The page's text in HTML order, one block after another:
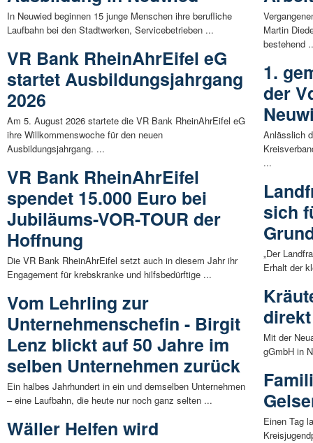
In Neuwied beginnen 15 junge Menschen ihre berufliche
Laufbahn bei den Stadtwerken, Servicebetrieben ...
VR Bank RheinAhrEifel eG
startet Ausbildungsjahrgang
2026
Am 5. August 2026 startete die VR Bank RheinAhrEifel eG
ihre Willkommenswoche für den neuen
Ausbildungsjahrgang. ...
VR Bank RheinAhrEifel
spendet 15.000 Euro bei
Jubiläums-VOR-TOUR der
Hoffnung
Die VR Bank RheinAhrEifel setzt auch in diesem Jahr ihr
Engagement für krebskranke und hilfsbedürftige ...
Vom Lehrling zur
Unternehmenschefin - Birgit
Lenz blickt auf 50 Jahre im
selben Unternehmen zurück
Ein halbes Jahrhundert in ein und demselben Unternehmen
– eine Laufbahn, die heute nur noch ganz selten ...
Wäller Helfen wird
Martin
bestehend
1.
der
Anlässlich
...
sich
„Der
Erhalt der
Mit der
gGmbH in
Einen Tag